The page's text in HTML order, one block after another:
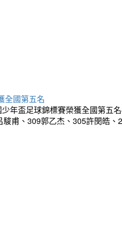
全國第五名
年盃足球錦標賽榮獲全國第五
甫、309郭乙杰、305許閔皓